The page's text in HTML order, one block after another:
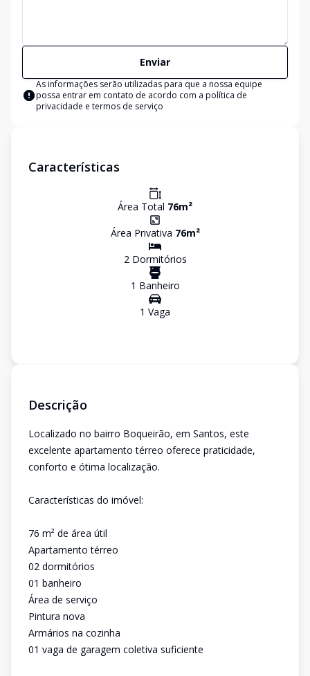
Enviar
As informações serão utilizadas para que a nossa equipe
possa entrar em contato de acordo com a política de
privacidade e termos de serviço
Características
Área Total 76m²
Área Privativa 76m²
2Dormitórios
1 Banheiro
1 Vaga
Descrição
Localizado no bairro Boqueirão, em Santos, este
excelente apartamento térreo oferece praticidade,
conforto e ótima localização.
Características do imóvel:
76 m² de área útil
Apartamento térreo
02 dormitórios
01 banheiro
Área de serviço
Pintura nova
Armários na cozinha
01 vaga de garagem coletiva suficiente